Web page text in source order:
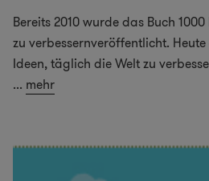
Bereits 2010 wurde das Buch
zu verbessernveröffentlicht.
Ideen, täglich die Welt zu
... mehr